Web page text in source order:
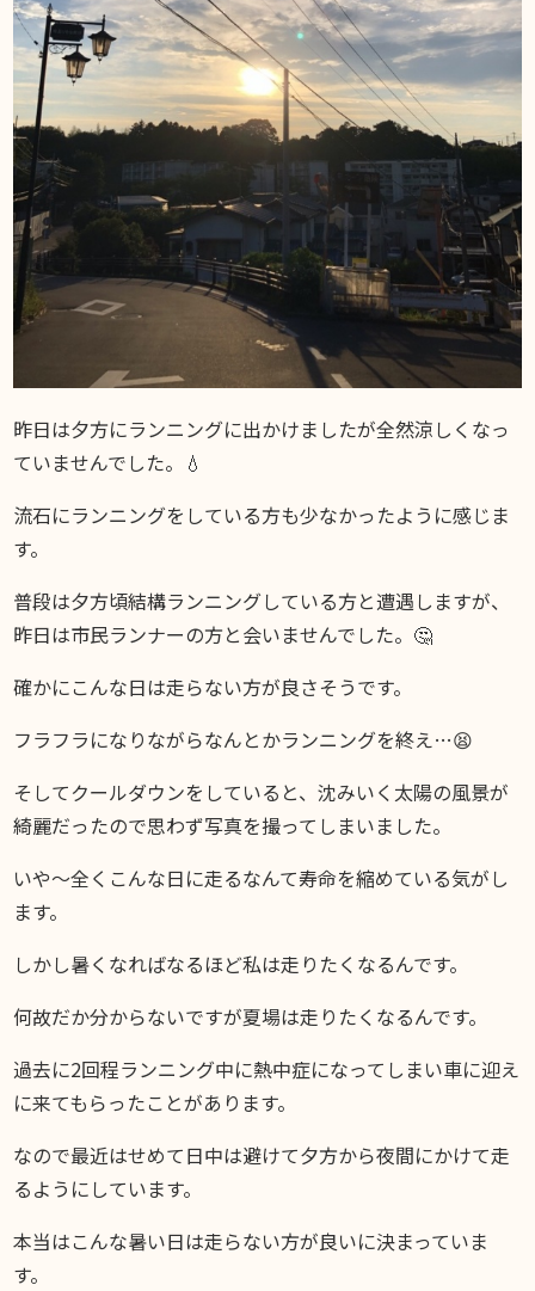
昨日は夕方にランニングに出かけましたが全然涼しくなっ
ていませんでした。💧
流石にランニングをしている方も少なかったように感じま
す。
普段は夕方頃結構ランニングしている方と遭遇しますが、
昨日は市民ランナーの方と会いませんでした。🤔
確かにこんな日は走らない方が良さそうです。
フラフラになりながらなんとかランニングを終え…😫
そしてクールダウンをしていると、沈みいく太陽の風景が
綺麗だったので思わず写真を撮ってしまいました。
いや〜全くこんな日に走るなんて寿命を縮めている気がし
ます。
しかし暑くなればなるほど私は走りたくなるんです。
何故だか分からないですが夏場は走りたくなるんです。
過去に2回程ランニング中に熱中症になってしまい車に迎え
に来てもらったことがあります。
なので最近はせめて日中は避けて夕方から夜間にかけて走
るようにしています。
本当はこんな暑い日は走らない方が良いに決まっていま
す。